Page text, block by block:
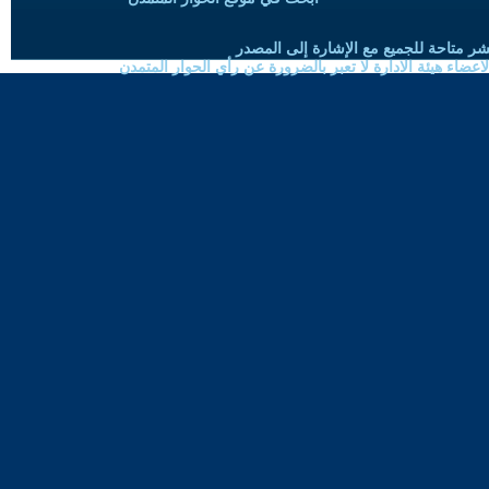
متاحة للجميع مع الإشارة إلى المصدر
هيئة الادارة لا تعبر بالضرورة عن رأي الحوار المتمدن